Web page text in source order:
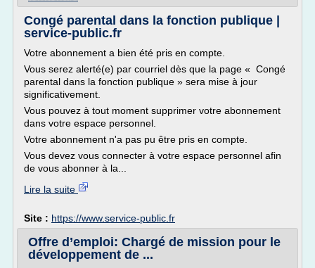
Congé parental dans la fonction publique |
service-public.fr
Votre abonnement a bien été pris en compte.
Vous serez alerté(e) par courriel dès que la page « Congé
parental dans la fonction publique » sera mise à jour
significativement.
Vous pouvez à tout moment supprimer votre abonnement
dans votre espace personnel.
Votre abonnement n'a pas pu être pris en compte.
Vous devez vous connecter à votre espace personnel afin
de vous abonner à la...
Lire la suite
Site : https://www.service-public.fr
Offre d’emploi: Chargé de mission pour le
développement de ...